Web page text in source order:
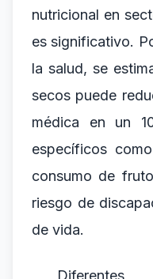
nutricional en
es significativo.
la salud, se
secos puede
médica en un
específicos
consumo de
riesgo de
de vida.
Diferentes